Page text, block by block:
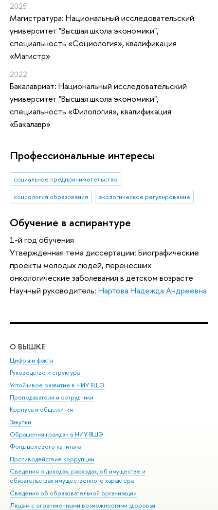
2025
Магистратура: Национальный исследовательский
университет "Высшая школа экономики",
специальность «Социология», квалификация
«Магистр»
2022
Бакалавриат: Национальный исследовательский
университет "Высшая школа экономики",
специальность «Филология», квалификация
«Бакалавр»
Профессиональные интересы
социальное предпринимательство
социология образования
экологическое регулирование
Обучение в аспирантуре
1-й год обучения
Утвержденная тема диссертации: Биографические
проекты молодых людей, перенесших
онкологические заболевания в детском возрасте
Научный руководитель: Нартова Надежда Андреевна
О ВЫШКЕ
Цифры и факты
Руководство и структура
Устойчивое развитие в НИУ ВШЭ
Преподаватели и сотрудники
Корпуса и общежития
Закупки
Обращения граждан в НИУ ВШЭ
Фонд целевого капитала
Противодействие коррупции
Сведения о доходах, расходах, об имуществе и
обязательствах имущественного характера
Сведения об образовательной организации
Людям с ограниченными возможностями здоровья